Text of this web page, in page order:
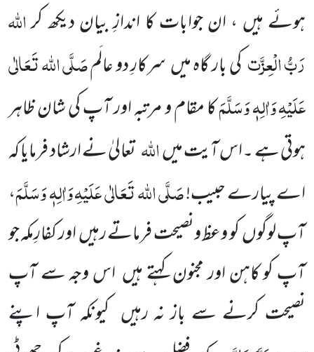
ہوئے ہیں ، ان جوابات کا اندازِ بیان دیکھ کراللہ
رَبُّالْعِزَّتکی بار گاہ میں سرکارِ دو عالَمصَلَّی اللہ تَعَالٰی
عَلَیْہِوَاٰلِہٖ وَسَلَّمَکا مقام و مرتبہ اور آپ کی شان ظاہر
ہوتی ہے ۔اس آیت میںاللہتعالیٰ نے ارشاد فرمایا کہ
اے پیارے حبیب!صَلَّی اللہ تَعَالٰی عَلَیْہِوَاٰلِہٖ وَسَلَّمَ،
آپ لوگوں کو وعظ ونصیحت فرماتے رہیں اور کفارِمکہ جو
آپ کو کاہن اور مجنون کہتے ہیں اس وجہ سے آپ
نصیحت کرنے سے باز نہ رہیں کیونکہ آپ اپنے